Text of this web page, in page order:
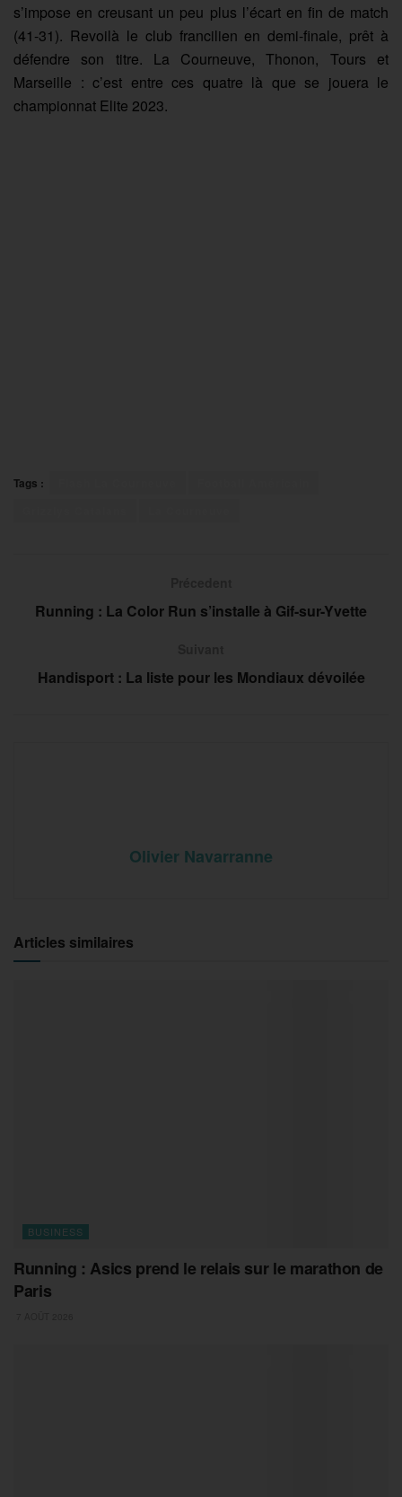
s’impose en creusant un peu plus l’écart en fin de match
(41-31). Revoilà le club francilien en demi-finale, prêt à
défendre son titre. La Courneuve, Thonon, Tours et
Marseille : c’est entre ces quatre là que se jouera le
championnat Elite 2023.
Tags :
Running : La Color Run s’installe à Gif-sur-Yvette
Handisport : La liste pour les Mondiaux dévoilée
Olivier Navarranne
Articles similaires
BUSINESS
Running : Asics prend le relais sur le marathon de
Paris